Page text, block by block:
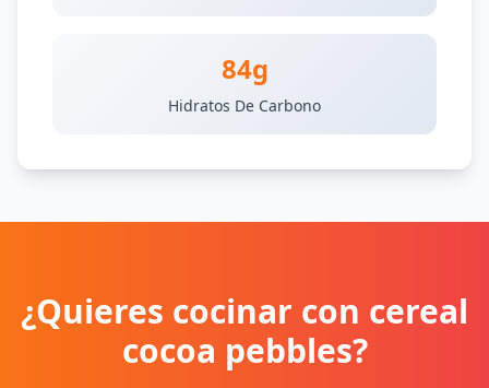
84g
Hidratos De Carbono
¿Quieres cocinar con cereal
cocoa pebbles?